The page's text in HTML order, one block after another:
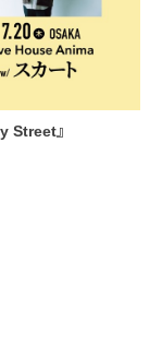
Street』